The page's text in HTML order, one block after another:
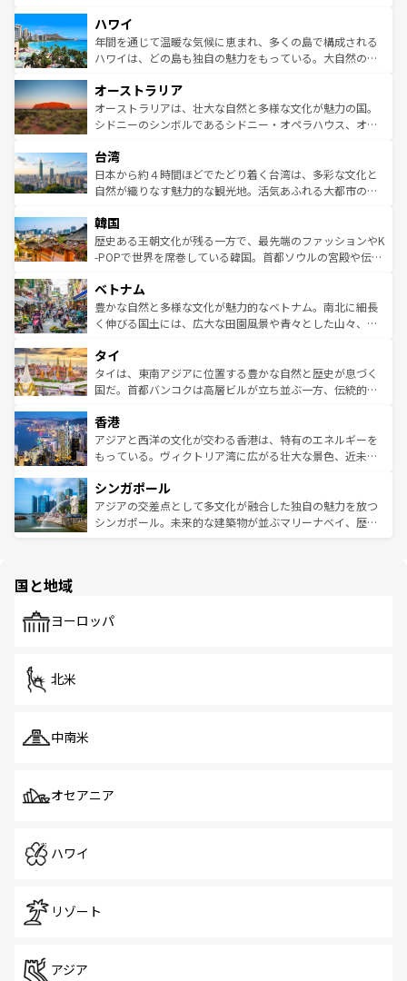
ば市内交通費無料で観光を楽しむこともできる。 なお、新
着のスイス情報はコンテンツ一覧 を参照してほしい。
のような巨大都市は、観光、ショッピング、エンターテイ
ンメントが詰まった刺激的なスポットだ。一方、アメリカ
西部には大自然が広がり、グランドキャニオンやイエロー
部のニューオーリンズでは、音楽と美食が融合した独特の
文化が魅力。旅行者はアメリカの各地域で異なる魅力を楽
しみながら、その多様性と豊かな歴史を感じることができ
ならではの贅沢な旅のスタイルだ。 なお、新着のアメリカ
情報はコンテンツ一覧を参照してほしい。
ハワイ
年間を通じて温暖な気候に恵まれ、多くの島で構成される
ハワイは、どの島も独自の魅力をもっている。大自然の神
ワイ島は見逃せない。また、定番の観光地といえばオアフ
島だが、静かな自然を求めるならマウイ島やカウアイ島が
おすすめ。エメラルドグリーンに輝く海をはじめ、豊かな
れるおもてなしの心で訪れる人々を迎えてくれるハワイの
人々、おいしいローカルフードやハワイアンミュージッ
ク、伝統的なフラダンスなど、すべてがハワイの魅力を彩
ワイを、存分に味わってほしい。 なお、新着のハワイ情報
はコンテンツ一覧を参照してほしい。
オーストラリア
オーストラリアは、壮大な自然と多様な文化が魅力の国。
シドニーのシンボルであるシドニー・オペラハウス、オー
リアリーフや大陸中央部にそびえるウルル（エアーズロッ
ク）、タスマニアの美しい原生林やケアンズの熱帯雨林な
ど、見どころがたくさん。また、カフェやワイン、オージ
いる。アクティビティも充実しており、サーフィンやダイ
ビング、ハイキングなど、アウトドア好きにはたまらな
い。オーストラリアの多彩な魅力を存分に味わいつくそ
参照してほしい。
台湾
日本から約４時間ほどでたどり着く台湾は、多彩な文化と
自然が織りなす魅力的な観光地。活気あふれる大都市の台
ン）、静ひつな山岳地帯である台湾東部など、都市の喧騒
と山間の静けさが共存しており、訪れる人に新しい発見と
驚きをもたらしてくれる。また、奥深い台湾の食文化も魅
容にもいいと評判のスイーツなど、バラエティ豊かな料理
が味わえる。 なお、新着の台湾情報は コンテンツ一覧を参
照してほしい。
韓国
歴史ある王朝文化が残る一方で、最先端のファッションやK
-POPで世界を席巻している韓国。首都ソウルの宮殿や伝統
き、地方に足を延ばせば四季折々の自然美を楽しむことが
できる。そして、キムチや焼肉、絶品のストリートフード
まで、さまざまな韓国料理が待っている。夜には、韓国な
リティに包まれながら、韓国の多彩な魅力を心ゆくまで味
わってみてほしい。 なお、新着の韓国情報はコンテンツ一
覧を参照してほしい。
ベトナム
豊かな自然と多様な文化が魅力的なベトナム。南北に細長
く伸びる国土には、広大な田園風景や青々とした山々、世
急速な発展と共に伝統が息づく。ハノイの古い町並みやホ
ーチミン市のフランス統治時代の建物も、独特の雰囲気を
醸し出している。また、バラエティの豊かさとおいしさで
とつ。フォーやバインミー、ベトナムコーヒーなどは、ぜ
ひ現地で味わいたい。どの地域を訪れてもあたたかい人々
が旅行者を迎えてくれるので、きっと忘れられない旅にな
参照してほしい。
タイ
タイは、東南アジアに位置する豊かな自然と歴史が息づく
国だ。首都バンコクは高層ビルが立ち並ぶ一方、伝統的な
の活気が交差している。北部ではチェンマイなどの山岳地
帯で自然と触れ合い、南部ではプーケットやクラビの美し
いビーチでリゾート気分を楽しむことができる。タイ料理
激する。気候は一年中温暖で、どの季節にも異なる楽しみ
が待っている。親しみやすいタイの人々、仏教を中心とし
た文化、そして多様な観光資源が、訪れる旅人を魅了し続
香港
アジアと西洋の文化が交わる香港は、特有のエネルギーを
もっている。ヴィクトリア湾に広がる壮大な景色、近未来
み、どこを訪れても感動するはず。観光スポットが密集し
ており、効率よく見どころを回れるのも魅力。息をのむよ
うな絶景から文化的な体験まで、香港を存分に楽しみ尽く
シンガポール
アジアの交差点として多文化が融合した独自の魅力を放つ
シンガポール。未来的な建築物が並ぶマリーナベイ、歴史
で、ホーカーズは地元の風情を楽しめる外せないスポット
国と地域
ヨーロッパ
北米
中南米
オセアニア
ハワイ
リゾート
アジア